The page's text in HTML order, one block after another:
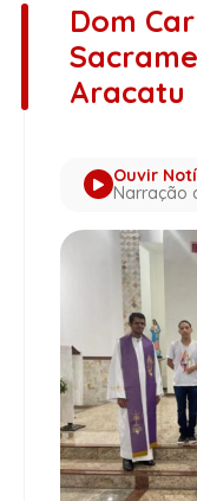
Dom
Aracatu
Ouvir
Narração